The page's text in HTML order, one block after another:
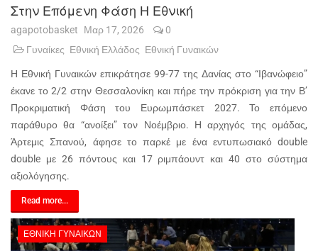
Στην Επόμενη Φάση Η Εθνική
agapotobasket Μαρ 17, 2026
0
Γυναίκες Εθνική Ελλάδος Εθνική Γυναικών
Η Εθνική Γυναικών επικράτησε 99-77 της Δανίας στο “Ιβανώφειο”
έκανε το 2/2 στην Θεσσαλονίκη και πήρε την πρόκριση για την Β’
Προκριματική Φάση του Ευρωμπάσκετ 2027. Το επόμενο
παράθυρο θα “ανοίξει” τον Νοέμβριο. Η αρχηγός της ομάδας,
Άρτεμις Σπανού, άφησε το παρκέ με ένα εντυπωσιακό double
double με 26 πόντους και 17 ριμπάουντ και 40 στο σύστημα
αξιολόγησης.
Read more...
ΕΘΝΙΚΉ ΓΥΝΑΙΚΏΝ